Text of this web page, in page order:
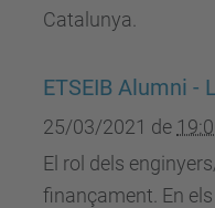
Catalunya.
ETSEIB Alumni
25/03/2021 de
El rol dels
finançament. En